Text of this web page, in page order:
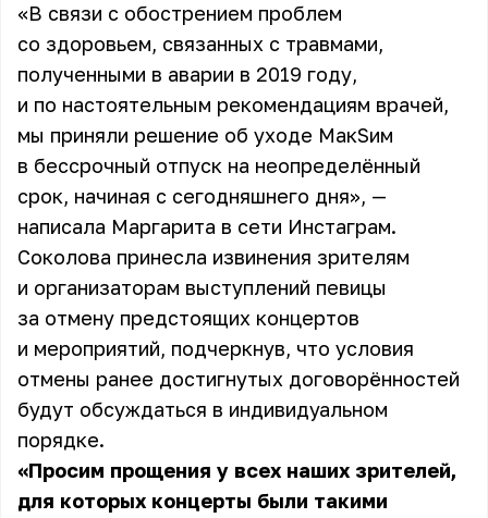
«В связи с обострением проблем
со здоровьем, связанных с травмами,
полученными в аварии в 2019 году,
и по настоятельным рекомендациям врачей,
мы приняли решение об уходе МакSим
в бессрочный отпуск на неопределённый
срок, начиная с сегодняшнего дня», —
написала Маргарита в сети Инстаграм.
Соколова принесла извинения зрителям
и организаторам выступлений певицы
за отмену предстоящих концертов
и мероприятий, подчеркнув, что условия
отмены ранее достигнутых договорённостей
будут обсуждаться в индивидуальном
порядке.
«Просим прощения у всех наших зрителей,
для которых концерты были такими